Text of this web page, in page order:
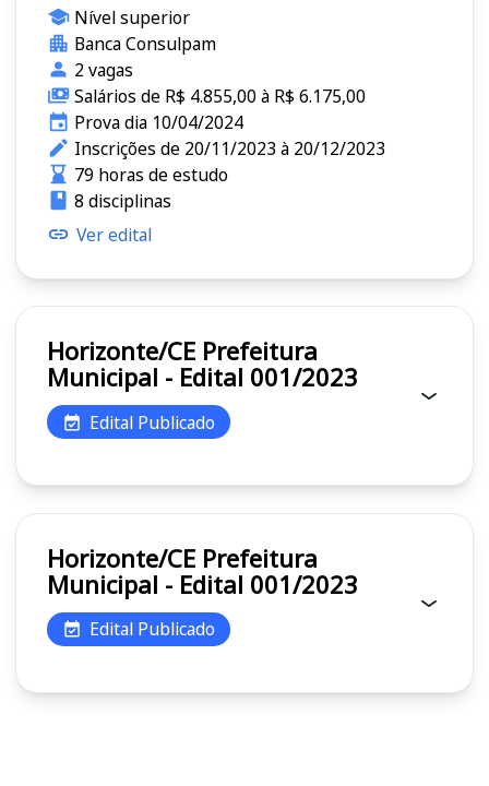
Nível superior
Banca Consulpam
2 vagas
Salários de R$ 4.855,00 à R$ 6.175,00
Prova dia 10/04/2024
Inscrições de 20/11/2023 à 20/12/2023
79 horas de estudo
8 disciplinas
Ver edital
Horizonte/CE Prefeitura
Municipal - Edital 001/2023
Edital Publicado
Horizonte/CE Prefeitura
Municipal - Edital 001/2023
Edital Publicado